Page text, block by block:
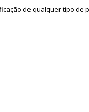
de qualquer tipo de